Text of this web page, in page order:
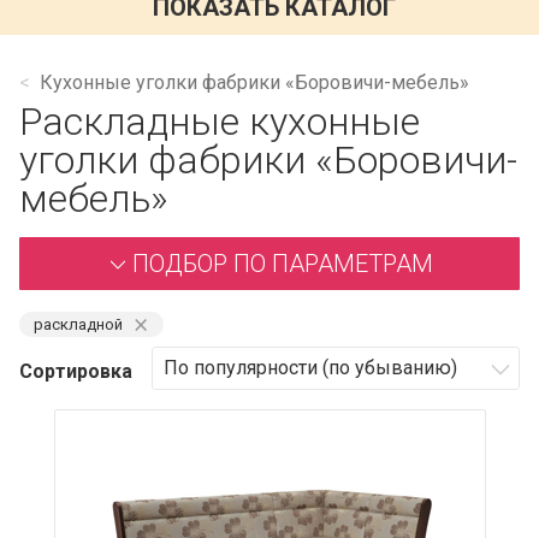
ПОКАЗАТЬ КАТАЛОГ
Кухонные уголки фабрики «Боровичи-мебель»
Раскладные кухонные
уголки фабрики «Боровичи-
мебель»
ПОДБОР ПО ПАРАМЕТРАМ
раскладной ⨯
Сортировка